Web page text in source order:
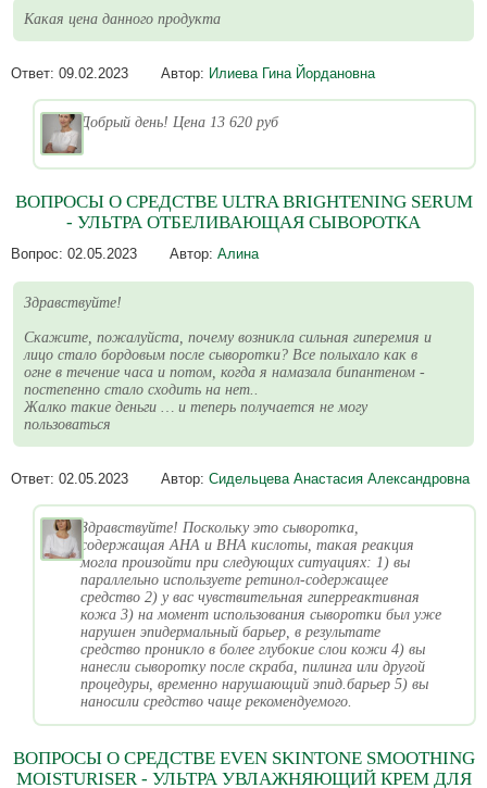
Какая цена данного продукта
Ответ: 09.02.2023 Автор: Илиева Гина Йордановна
Добрый день! Цена 13 620 руб
ВОПРОСЫ О СРЕДСТВЕ ULTRA BRIGHTENING SERUM
- УЛЬТРА ОТБЕЛИВАЮЩАЯ СЫВОРОТКА
Вопрос: 02.05.2023 Автор: Алина
Здравствуйте!
Скажите, пожалуйста, почему возникла сильная гиперемия и
лицо стало бордовым после сыворотки? Все полыхало как в
огне в течение часа и потом, когда я намазала бипантеном -
постепенно стало сходить на нет..
Жалко такие деньги … и теперь получается не могу
пользоваться
Ответ: 02.05.2023 Автор: Сидельцева Анастасия Александровна
Здравствуйте! Поскольку это сыворотка,
содержащая AHA и BHA кислоты, такая реакция
могла произойти при следующих ситуациях: 1) вы
параллельно используете ретинол-содержащее
средство 2) у вас чувствительная гиперреактивная
кожа 3) на момент использования сыворотки был уже
нарушен эпидермальный барьер, в результате
средство проникло в более глубокие слои кожи 4) вы
нанесли сыворотку после скраба, пилинга или другой
процедуры, временно нарушающий эпид.барьер 5) вы
наносили средство чаще рекомендуемого.
ВОПРОСЫ О СРЕДСТВЕ EVEN SKINTONE SMOOTHING
MOISTURISER - УЛЬТРА УВЛАЖНЯЮЩИЙ КРЕМ ДЛЯ